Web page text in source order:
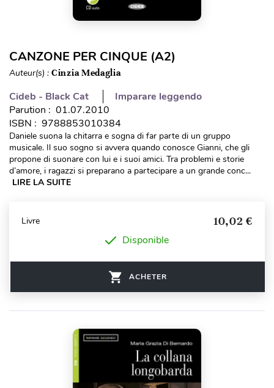
CANZONE PER CINQUE (A2)
Auteur(s) : Cinzia Medaglia
Cideb - Black Cat
Imparare leggendo
Parution : 01.07.2010
ISBN : 9788853010384
Daniele suona la chitarra e sogna di far parte di un gruppo
musicale. Il suo sogno si avvera quando conosce Gianni, che gli
propone di suonare con lui e i suoi amici. Tra problemi e storie
d’amore, i ragazzi si preparano a partecipare a un grande conc...
LIRE LA SUITE
Livre 10,02 €
Disponible
ACHETER